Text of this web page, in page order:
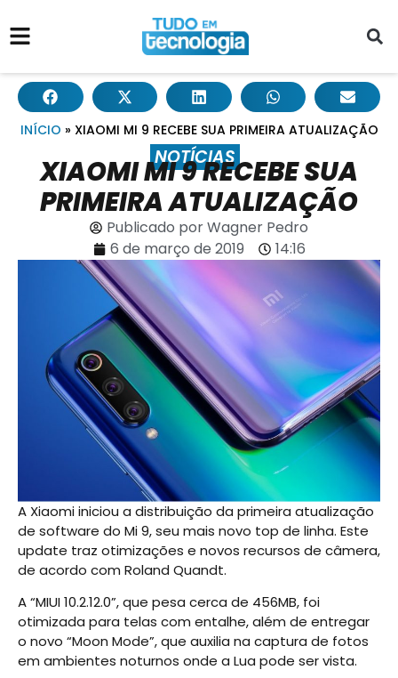
INÍCIO » XIAOMI MI 9 RECEBE SUA PRIMEIRA ATUALIZAÇÃO
NOTÍCIAS
XIAOMI MI 9 RECEBE SUA
PRIMEIRA ATUALIZAÇÃO
Publicado porWagner Pedro
6 de março de 2019
14:16
A Xiaomi iniciou a distribuição da primeira atualização
de software do Mi 9, seu mais novo top de linha. Este
update traz otimizações e novos recursos de câmera,
de acordo com Roland Quandt.
A “MIUI 10.2.12.0”, que pesa cerca de 456MB, foi
otimizada para telas com entalhe, além de entregar
o novo “Moon Mode”, que auxilia na captura de fotos
em ambientes noturnos onde a Lua pode ser vista.